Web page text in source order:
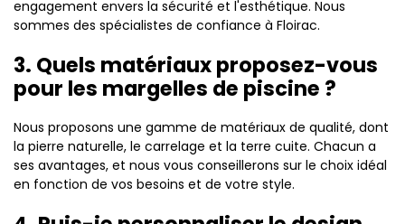
engagement envers la sécurité et l'esthétique. Nous
sommes des spécialistes de confiance à Floirac.
3. Quels matériaux proposez-vous
pour les margelles de piscine ?
Nous proposons une gamme de matériaux de qualité, dont
la pierre naturelle, le carrelage et la terre cuite. Chacun a
ses avantages, et nous vous conseillerons sur le choix idéal
en fonction de vos besoins et de votre style.